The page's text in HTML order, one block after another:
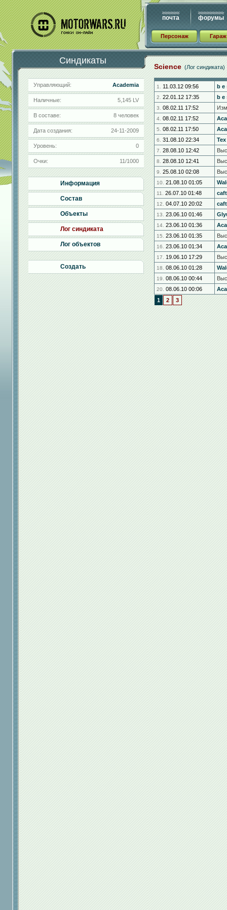
почта форумы
Персонаж Гараж
Синдикаты
Управляющий: Academia
Наличные: 5,145 LV
В составе: 8 человек
Дата создания: 24-11-2009
Уровень: 0
Очки: 11/1000
Информация
Состав
Объекты
Лог синдиката
Лог объектов
Создать
Science (Лог синдиката)
1. 11.03.12 09:56 b e
2. 22.01.12 17:35 b e
3. 08.02.11 17:52
4. 08.02.11 17:52
5. 08.02.11 17:50
6. 31.08.10 22:34
7. 28.08.10 12:42
8. 28.08.10 12:41
9. 25.08.10 02:08
10. 21.08.10 01:05
11. 26.07.10 01:48
12. 04.07.10 20:02
13. 23.06.10 01:46
14. 23.06.10 01:36
15. 23.06.10 01:35
16. 23.06.10 01:34
17. 19.06.10 17:29
18. 08.06.10 01:28
19. 08.06.10 00:44
20. 08.06.10 00:06
1
2 3